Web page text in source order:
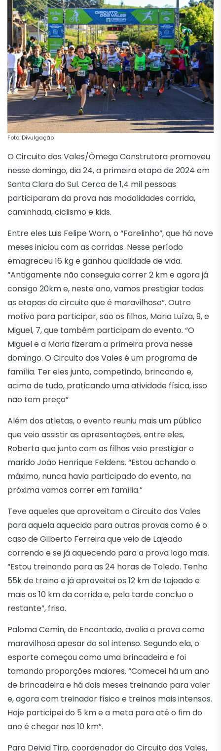
Foto: Divulgação
O Circuito dos Vales/Ômega Construtora promoveu
nesse domingo, dia 24, a primeira etapa de 2024 em
Santa Clara do Sul. Cerca de 1,4 mil pessoas
participaram da prova nas modalidades corrida,
caminhada, ciclismo e kids.
Entre eles Luis Felipe Worn, o “Farelinho”, que há nove
meses iniciou com as corridas. Nesse período
emagreceu 16 kg e ganhou qualidade de vida.
“Antigamente não conseguia correr 2 km e agora já
consigo 20km e, neste ano, vamos prestigiar todas
as etapas do circuito que é maravilhoso”. Outro
motivo para participar, são os filhos, Maria Luíza, 9, e
Miguel, 7, que também participam do evento. “O
Miguel e a Maria fizeram a primeira prova nesse
domingo. O Circuito dos Vales é um programa de
família. Ter eles junto, competindo, brincando e,
acima de tudo, praticando uma atividade física, isso
não tem preço”
Além dos atletas, o evento reuniu mais um público
que veio assistir as apresentações, entre eles,
Roberta que junto com as filhas veio prestigiar o
marido João Henrique Feldens. “Estou achando o
máximo, nunca havia participado do evento, na
próxima vamos correr em família.”
Teve aqueles que aproveitam o Circuito dos Vales
para aquela aquecida para outras provas como é o
caso de Gilberto Ferreira que veio de Lajeado
correndo e se já aquecendo para a prova logo mais.
“Estou treinando para as 24 horas de Toledo. Tenho
55k de treino e já aproveitei os 12 km de Lajeado e
mais os 10 km da corrida e, pela tarde concluo o
restante”, frisa.
Paloma Cemin, de Encantado, avalia a prova como
maravilhosa apesar do sol intenso. Segundo ela, o
esporte começou como uma brincadeira e foi
tomando proporções maiores. “Comecei há um ano
de brincadeira e há dois meses treinando para valer
e, agora com treinador físico e treinos mais intensos.
Hoje participei do 5 km e a meta para até o fim do
ano é chegar nos 10 km”.
Para Deivid Tirp, coordenador do Circuito dos Vales,